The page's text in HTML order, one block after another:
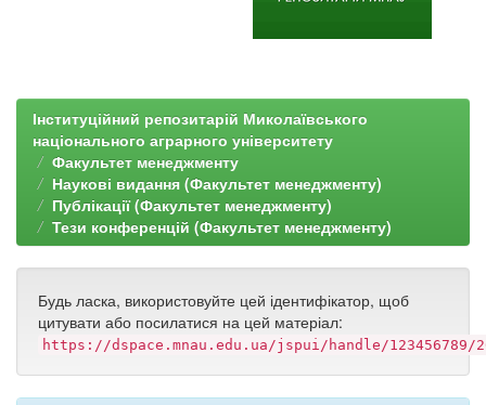
Інституційний репозитарій Миколаївського
національного аграрного університету
Факультет менеджменту
Наукові видання (Факультет менеджменту)
Публікації (Факультет менеджменту)
Тези конференцій (Факультет менеджменту)
Будь ласка, використовуйте цей ідентифікатор, щоб
цитувати або посилатися на цей матеріал:
https://dspace.mnau.edu.ua/jspui/handle/123456789/